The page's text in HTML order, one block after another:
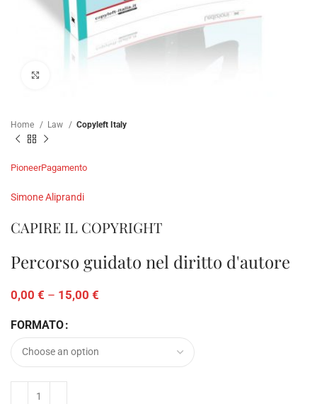
Home Law Copyleft Italy
PioneerPagamento
Simone Aliprandi
CAPIRE IL COPYRIGHT
Percorso guidato nel diritto d'autore
0,00 € – 15,00 €
FORMATO